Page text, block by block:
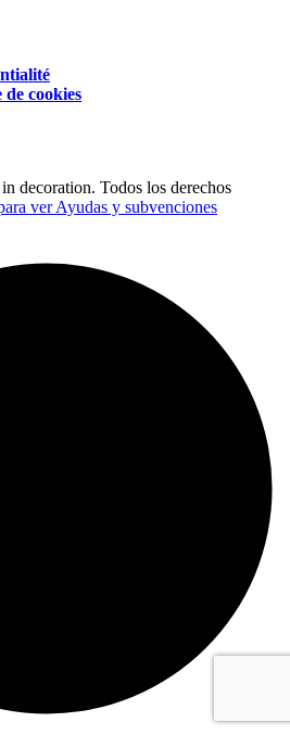
cookies
decoration. Todos los derechos
ver Ayudas y subvenciones